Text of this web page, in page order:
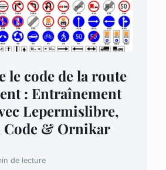
le code de la route
: Entraînement
Lepermislibre,
Code & Ornikar
de lecture